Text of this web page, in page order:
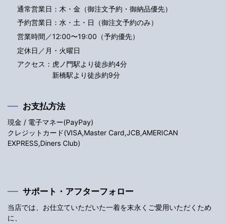
通常営業日：木・金（御注文予約・御納品優先）
予約営業日：水・土・日（御注文予約のみ）
営業時間／12:00〜19:00（予約優先）
定休日／月・火曜日
アクセス： 虎ノ門駅より徒歩約4分
新橋駅より徒歩約9分
お支払方法
現金 / 電子マネー(PayPay)
クレジットカード(VISA,Master Card,JCB,AMERICAN
EXPRESS,Diners Club)
サポート・アフターフォロー
当店では、お仕立ていただいた一着を末永くご愛用いただくため
に、